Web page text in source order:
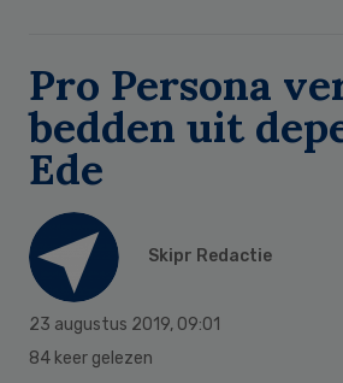
Pro Persona
bedden uit
Ede
Skipr Redactie
23 augustus 2019, 09:01
84 keer gelezen